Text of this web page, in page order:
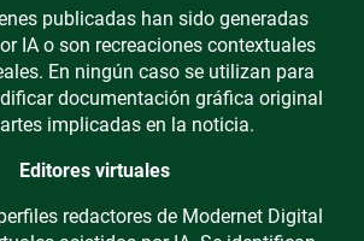
publicadas han sido generadas
IA o son recreaciones contextuales
En ningún caso se utilizan para
documentación gráfica original
implicadas en la noticia.
Editores virtuales
redactores de Modernet Digital